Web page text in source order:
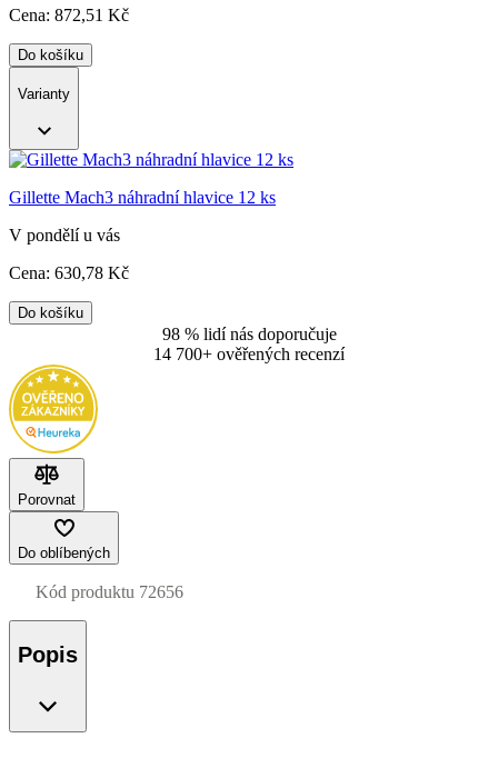
Cena: 872,51 Kč
Do košíku
Varianty
Gillette Mach3 náhradní hlavice 12 ks
V pondělí u vás
Cena: 630,78 Kč
Do košíku
98 % lidí nás doporučuje
14 700+ ověřených recenzí
Porovnat
Do oblíbených
Kód produktu 72656
Popis